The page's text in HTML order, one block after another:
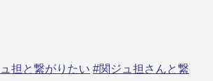
担と繋がりたい #関ジュ担さんと繋